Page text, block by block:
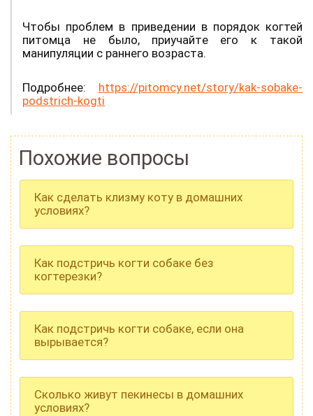
Чтобы проблем в приведении в порядок когтей
питомца не было, приучайте его к такой
манипуляции с раннего возраста.
Подробнее: https://pitomcy.net/story/kak-sobake-
podstrich-kogti
Похожие вопросы
Как сделать клизму коту в домашних
условиях?
Как подстричь когти собаке без
когтерезки?
Как подстричь когти собаке, если она
вырывается?
Сколько живут пекинесы в домашних
условиях?